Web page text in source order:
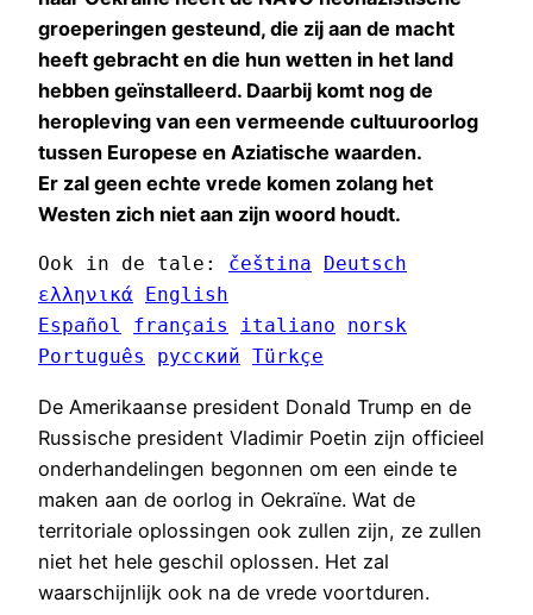
groeperingen gesteund, die zij aan de macht
heeft gebracht en die hun wetten in het land
hebben geïnstalleerd. Daarbij komt nog de
heropleving van een vermeende cultuuroorlog
tussen Europese en Aziatische waarden.
Er zal geen echte vrede komen zolang het
Westen zich niet aan zijn woord houdt.
Ook in de tale: čeština
Deutsch
ελληνικά
English
Español
français italiano
norsk
Português
русский Türkçe
De Amerikaanse president Donald Trump en de
Russische president Vladimir Poetin zijn officieel
onderhandelingen begonnen om een einde te
maken aan de oorlog in Oekraïne. Wat de
territoriale oplossingen ook zullen zijn, ze zullen
niet het hele geschil oplossen. Het zal
waarschijnlijk ook na de vrede voortduren.